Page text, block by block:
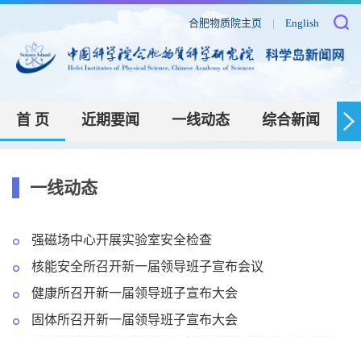
合肥物质院主页 | English
首 页 近期要闻 一线动态 综合新闻
一线动态
强磁场中心开展实验室安全检查
核能安全所召开新一届领导班子宣布会议
健康所召开新一届领导班子宣布大会
固体所召开新一届领导班子宣布大会